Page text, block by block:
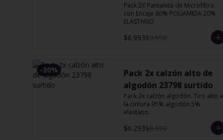
13127 Orquidea
Pack 2X Pantaleta de Microfibra
con Encaje 80% POLIAMIDA 20%
ELASTANO
$6.993$9.990
-30%
Pack 2x calzón alto de
algodón 23798 surtido
Pack 2x calzón algodón. Tiro alto a
la cintura 95% algodón 5%
elastano.
$6.293$8.990